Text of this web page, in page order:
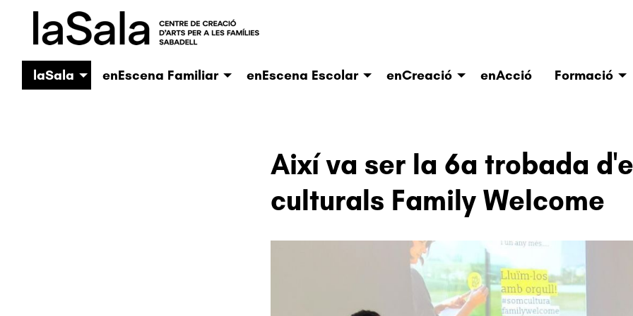
laSala enEscena Familiar enEscena Escolar enCreació enAcció Formació
Així va ser la 6a trobada
culturals Family Welcome